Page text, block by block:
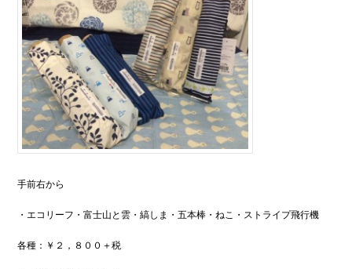
手前右から
・エコリーフ・富士山と雲・縞しま・五本棒・ねこ・ストライプ飛行機
各種：￥２，８００＋税